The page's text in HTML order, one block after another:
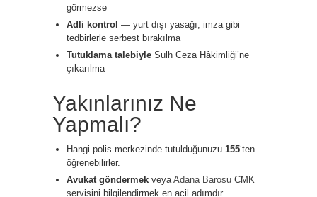
görmezse
Adli kontrol — yurt dışı yasağı, imza gibi
tedbirlerle serbest bırakılma
Tutuklama talebiyle Sulh Ceza Hâkimliği’ne
çıkarılma
Yakınlarınız Ne
Yapmalı?
Hangi polis merkezinde tutulduğunuzu 155‘ten
öğrenebilirler.
Avukat göndermek veyaAdana Barosu CMK
servisini bilgilendirmek en acil adımdır.